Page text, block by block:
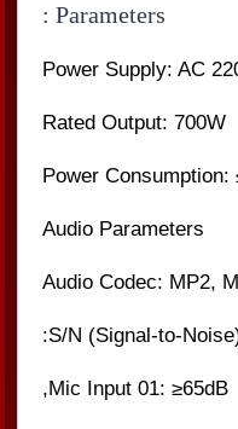
Parameters :
Power Supply: AC
Rated Output: 700W
Power Consumption:
Audio Parameters
Audio Codec: MP2,
Mic Input 01: ≥65dB,